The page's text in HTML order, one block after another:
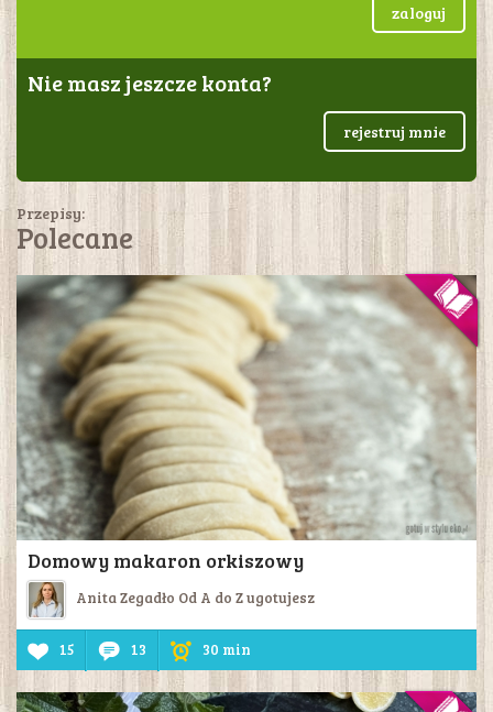
zaloguj
Nie masz jeszcze konta?
rejestruj mnie
Przepisy:
Polecane
Domowy makaron orkiszowy
Anita Zegadło Od A do Z ugotujesz
15 13 30 min